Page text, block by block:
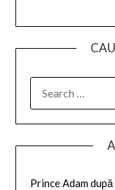
FOR:
Prince Adam